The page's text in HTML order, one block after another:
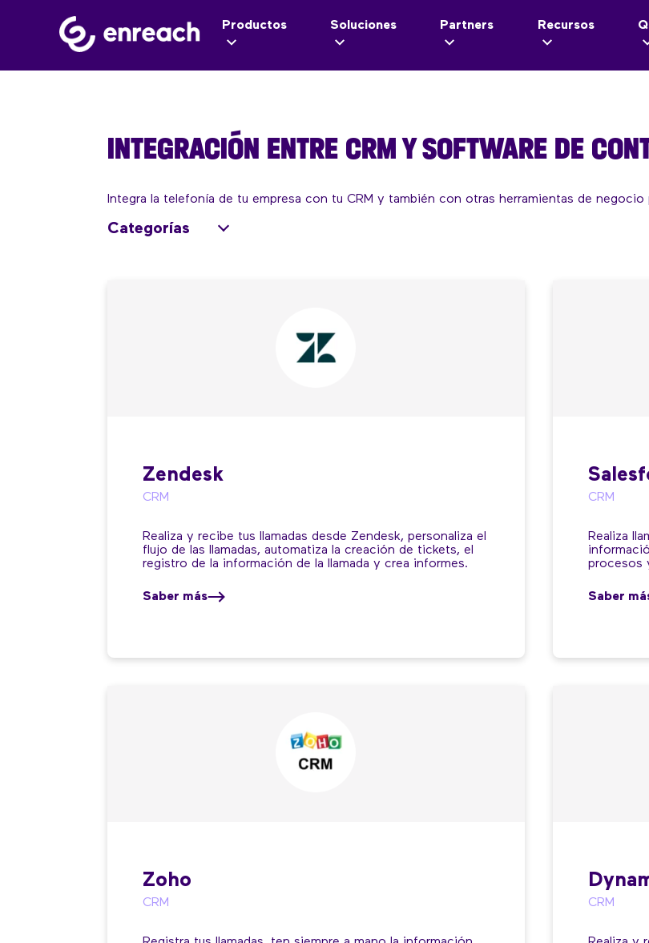
Productos Soluciones Partners Recursos
INTEGRACIÓN ENTRE CRM Y SOFTWARE DE
Integra la telefonía de tu empresa con tu CRM y también con otras herramientas de negocio
Categorías
Zendesk
CRM
Realiza y recibe tus llamadas desde Zendesk, personaliza el
flujo de las llamadas, automatiza la creación de tickets, el
registro de la información de la llamada y crea informes.
Saber más
CRM
Realiza
procesos
Saber
Zoho
CRM CRM